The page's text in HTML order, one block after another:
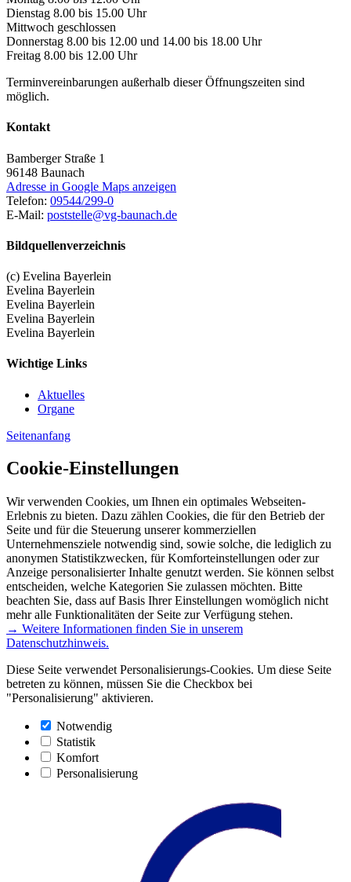
Dienstag 8.00 bis 15.00 Uhr
Mittwoch geschlossen
Donnerstag 8.00 bis 12.00 und 14.00 bis 18.00 Uhr
Freitag 8.00 bis 12.00 Uhr
Terminvereinbarungen außerhalb dieser Öffnungszeiten sind
möglich.
Kontakt
Bamberger Straße 1
96148 Baunach
Adresse in Google Maps anzeigen
Telefon: 09544/299-0
E-Mail: poststelle@vg-baunach.de
Bildquellenverzeichnis
(c) Evelina Bayerlein
Evelina Bayerlein
Evelina Bayerlein
Evelina Bayerlein
Evelina Bayerlein
Wichtige Links
Aktuelles
Organe
Seitenanfang
Cookie-Einstellungen
Wir verwenden Cookies, um Ihnen ein optimales Webseiten-
Erlebnis zu bieten. Dazu zählen Cookies, die für den Betrieb der
Seite und für die Steuerung unserer kommerziellen
Unternehmensziele notwendig sind, sowie solche, die lediglich zu
anonymen Statistikzwecken, für Komforteinstellungen oder zur
Anzeige personalisierter Inhalte genutzt werden. Sie können selbst
entscheiden, welche Kategorien Sie zulassen möchten. Bitte
beachten Sie, dass auf Basis Ihrer Einstellungen womöglich nicht
mehr alle Funktionalitäten der Seite zur Verfügung stehen.
→ Weitere Informationen finden Sie in unserem
Datenschutzhinweis.
Diese Seite verwendet Personalisierungs-Cookies. Um diese Seite
betreten zu können, müssen Sie die Checkbox bei
"Personalisierung" aktivieren.
Notwendig
Statistik
Komfort
Personalisierung